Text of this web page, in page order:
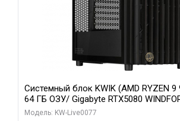
Системный блок KWIK (AMD RYZEN 9
64 ГБ ОЗУ/ Gigabyte RTX5080
16GB GDDR7 256b/ 960 ГБ SSD)
Модель: KW-Live0077